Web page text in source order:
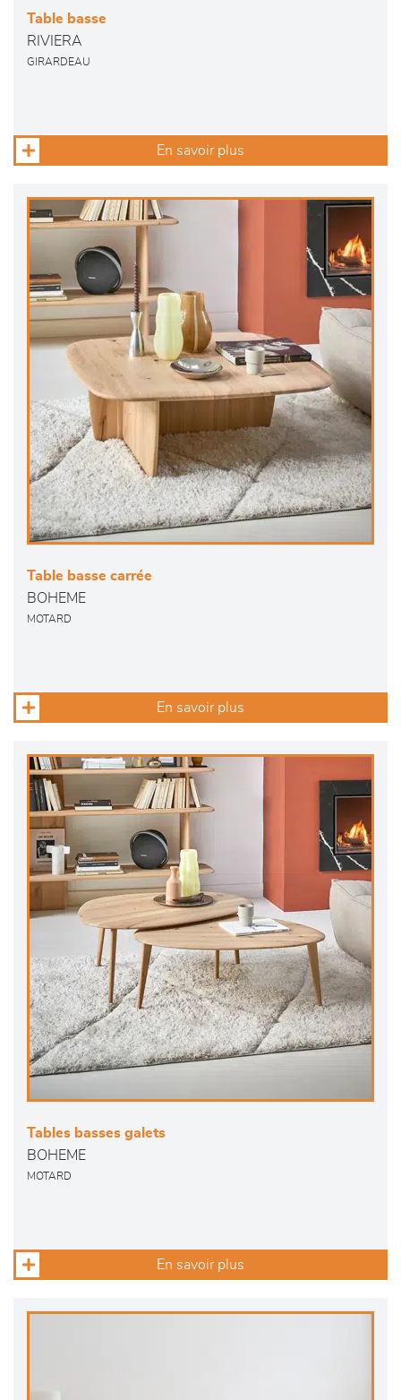
Table basse
RIVIERA
GIRARDEAU
En savoir plus
Table basse carrée
BOHEME
MOTARD
En savoir plus
Tables basses galets
BOHEME
MOTARD
En savoir plus